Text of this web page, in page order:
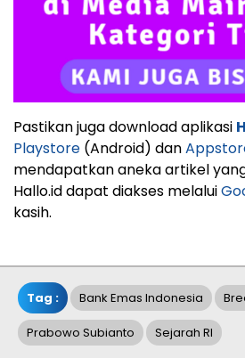
Pastikan juga download aplikasi
Playstore (Android) dan
mendapatkan aneka artikel
Hallo.id dapat diakses melalui
kasih.
Tag : Bank Emas Indonesia
Prabowo Subianto Sejarah RI